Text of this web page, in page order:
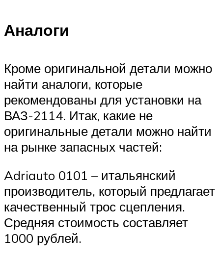
Аналоги
Кроме оригинальной детали можно
найти аналоги, которые
рекомендованы для установки на
ВАЗ-2114. Итак, какие не
оригинальные детали можно найти
на рынке запасных частей:
Adriauto 0101 – итальянский
производитель, который предлагает
качественный трос сцепления.
Средняя стоимость составляет
1000 рублей.